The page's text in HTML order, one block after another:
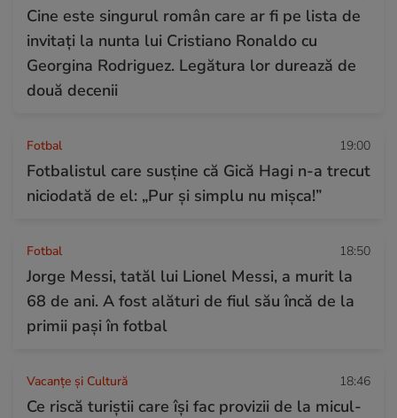
Cine este singurul român care ar fi pe lista de
invitați la nunta lui Cristiano Ronaldo cu
Georgina Rodriguez. Legătura lor durează de
două decenii
Fotbal 19:00
Fotbalistul care susține că Gică Hagi n-a trecut
niciodată de el: „Pur și simplu nu mișca!”
Fotbal 18:50
Jorge Messi, tatăl lui Lionel Messi, a murit la
68 de ani. A fost alături de fiul său încă de la
primii pași în fotbal
Vacanțe și Cultură 18:46
Ce riscă turiștii care își fac provizii de la micul-